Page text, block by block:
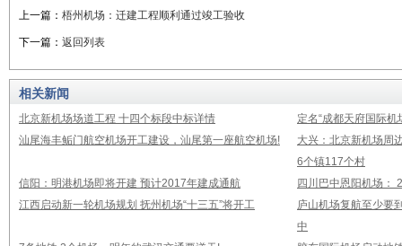
上一篇： 梧州机场：迁建工程顺利通过竣工验收
下一篇： 返回列表
相关新闻
北京新机场场道工程 十四个标段中标详情
定名“成都天府国际
汕尾海丰鲘门航空机场开工建设，汕尾第一座航空机场!
大兴：北京新机场周
6个镇117个村
信阳：明港机场即将开建 预计2017年建成通航
四川巴中恩阳机场：
江西启动新一轮机场规划 抚州机场“十三五”将开工
庐山机场复航至少要
中